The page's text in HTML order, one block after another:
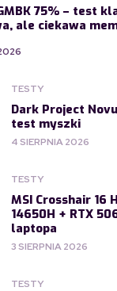
75% – test
ale ciekawa
TESTY
Dark Project
test myszki
4 SIERPNIA 2026
TESTY
MSI Crosshair 16
14650H + RTX
laptopa
3 SIERPNIA 2026
TESTY